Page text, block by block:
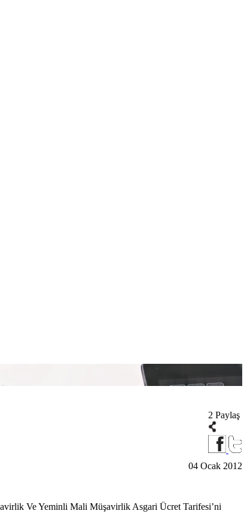
2 Paylaş
04 Ocak 2012
Ve Yeminli Mali Müşavirlik Asgari Ücret Tarifesi’ni